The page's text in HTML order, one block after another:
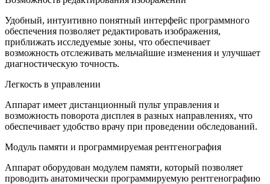
Удобный, интуитивно понятный интерфейс программного
обеспечения позволяет редактировать изображения,
приближать исследуемые зоны, что обеспечивает
возможность отслеживать мельчайшие изменения и улучшает
диагностическую точность.
Легкость в управлении
Аппарат имеет дистанционный пульт управления и
возможность поворота дисплея в разных направлениях, что
обеспечивает удобство врачу при проведении обследований.
Модуль памяти и программируемая рентгенография
Аппарат оборудован модулем памяти, который позволяет
проводить анатомически программируемую рентгенографию